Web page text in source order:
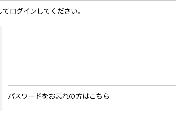
ログインしてください。
パスワードをお忘れの方はこちら